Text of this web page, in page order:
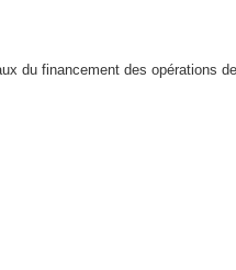
du financement des opérations